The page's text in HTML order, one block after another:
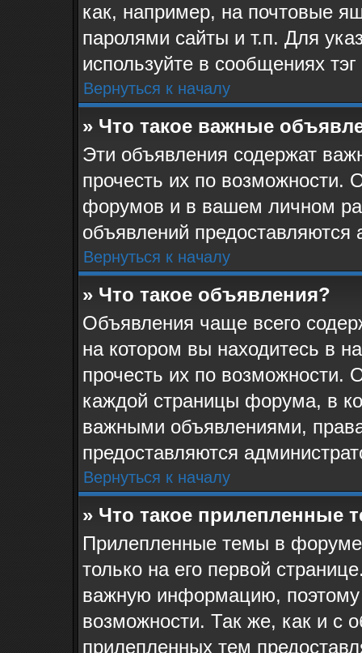
как, например, на почтовые
паролями сайты и т.п. Для
используйте в сообщениях
Вернуться к началу
» Что такое важные
Эти объявления содержат
прочесть их по возможности.
форумов и в вашем личном
объявлений
Вернуться к началу
» Что такое объявления?
Объявления чаще всего
на котором вы находитесь в
прочесть их по возможности.
каждой страницы форума, в
важными объявлениями,
предоставляются
Вернуться к началу
» Что такое прилепленные
Прилепленные темы в форуме
только на его первой
важную информацию,
возможности. Так же, как и с
прилепленных тем